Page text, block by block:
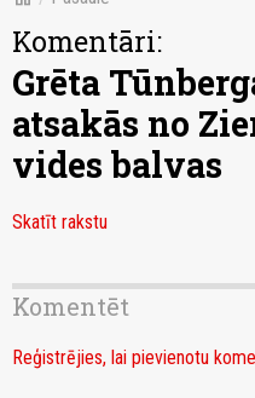
Komentāri:
Grēta
atsakās no
vides balvas
Skatīt rakstu
Komentēt
Reģistrējies, lai pievienotu